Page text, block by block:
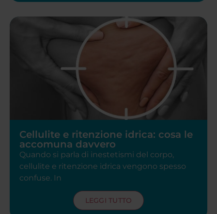
Cellulite e ritenzione idrica: cosa le
accomuna davvero
Quando si parla di inestetismi del corpo,
cellulite e ritenzione idrica vengono spesso
confuse. In
LEGGI TUTTO